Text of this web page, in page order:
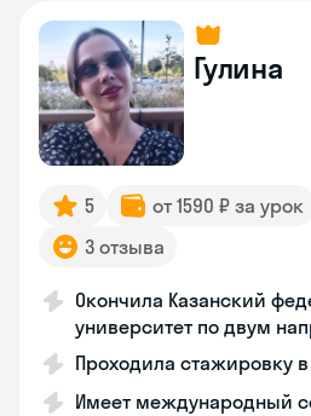
Гулина
5 от 1590 ₽ за урок
3 отзыва
Окончила Казанский
университет по двум
Проходила стажировку
Имеет международный